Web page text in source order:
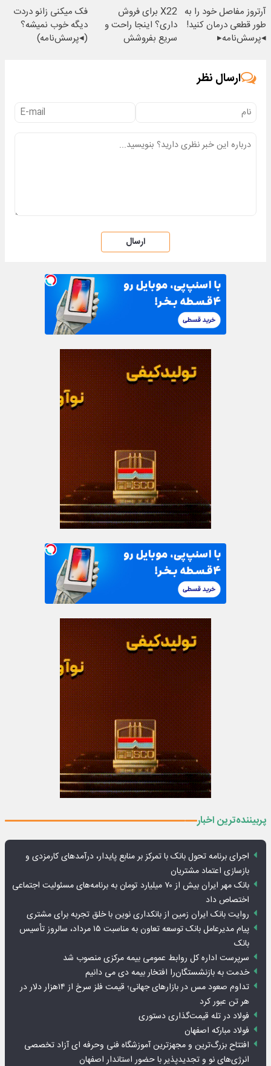
آرتروز مفاصل خود را به
طور قطعی درمان کنید!
◂پرسش‌نامه▸
X22 برای فروش
داری؟ اینجا راحت و
سریع بفروشش
فک میکنی زانو دردت
دیگه خوب نمیشه؟
(◂پرسش‌نامه)
ارسال نظر
ارسال
پربیننده‌ترین اخبار
اجرای برنامه تحول بانک با تمرکز بر منابع پایدار، درآمدهای کارمزدی و
بازسازی اعتماد مشتریان
بانک مهر ایران بیش از ۷۰ میلیارد تومان به برنامه‌های مسئولیت اجتماعی
اختصاص داد
روایت بانک ایران زمین از بانکداری نوین با خلق تجربه برای مشتری
پیام مدیرعامل بانک توسعه تعاون به مناسبت ۱۵ مرداد، سالروز تأسیس
بانک
سرپرست اداره کل روابط عمومی بیمه مرکزی منصوب شد
خدمت به بازنشستگان‌را افتخار بیمه دی می دانیم
تداوم صعود مس در بازارهای جهانی؛ قیمت فلز سرخ از ۱۴هزار دلار در
هر تن عبور کرد
فولاد در تله قیمت‌گذاری دستوری
فولاد مبارکه اصفهان
افتتاح بزرگ‌ترین و مجهزترین آموزشگاه فنی وحرفه ای آزاد تخصصی
انرژی‌های نو و تجدیدپذیر با حضور استاندار اصفهان